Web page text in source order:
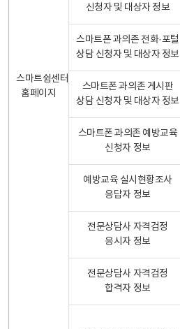
스마트쉼센터
홈페이지
신청자 및 대상자 정보
스마트폰 과의존 전화·포털
상담 신청자 및 대상자 정보
스마트폰 과의존 게시판
상담 신청자 및 대상자 정보
스마트폰 과의존 예방교육
신청자 정보
예방교육 실시현황조사
응답자 정보
전문상담사 자격검정
응시자 정보
전문상담사 자격검정
합격자 정보